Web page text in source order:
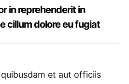
in reprehenderit in
cillum dolore eu fugiat
et aut officiis